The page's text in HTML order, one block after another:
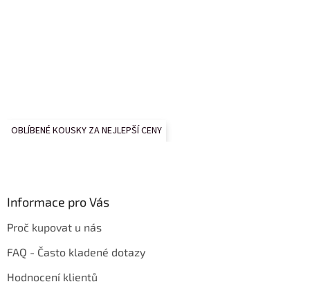
OBLÍBENÉ KOUSKY ZA NEJLEPŠÍ CENY
Informace pro Vás
Proč kupovat u nás
FAQ - Často kladené dotazy
Hodnocení klientů